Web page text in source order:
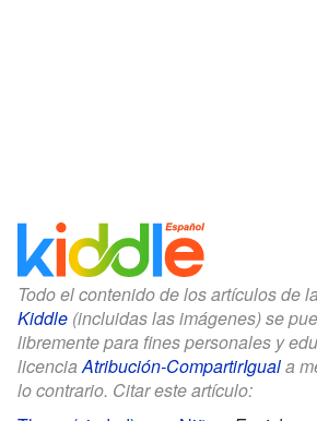
Todo el contenido de los artículos de la
Kiddle (incluidas las imágenes) se
libremente para fines personales y
licenciaAtribución-CompartirIguala
lo contrario. Citar este artículo: